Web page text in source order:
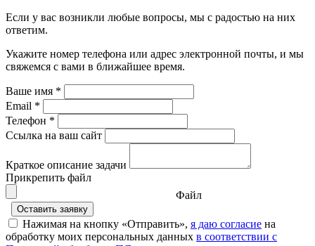
Если у вас возникли любые вопросы, мы с радостью на них
ответим.
Укажите номер телефона или адрес электронной почты, и мы
свяжемся с вами в ближайшее время.
Ваше имя *
Email *
Телефон *
Ссылка на ваш сайт
Краткое описание задачи
Прикрепить файл
Файл
Нажимая на кнопку «Отправить», я даю согласие на
обработку моих персональных данных в соответствии с